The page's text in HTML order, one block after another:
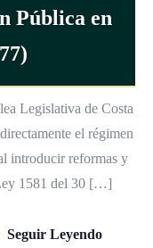
Pública en
Legislativa de Costa
el régimen
introducir reformas y
1581 del 30 […]
Seguir Leyendo